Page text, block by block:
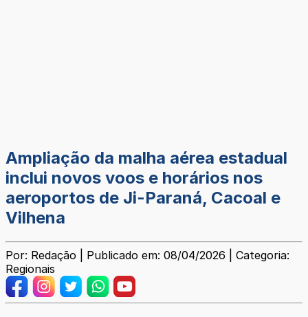
Ampliação da malha aérea estadual
inclui novos voos e horários nos
aeroportos de Ji-Paraná, Cacoal e
Vilhena
Por: Redação | Publicado em: 08/04/2026 | Categoria:
Regionais